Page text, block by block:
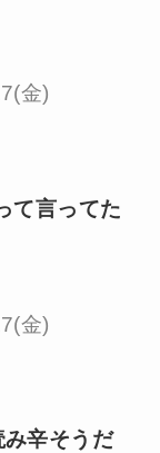
金)
て言ってた
金)
辛そうだ